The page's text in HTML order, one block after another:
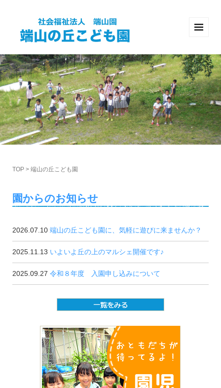
TOP > 端山の丘こども園
園からのお知らせ
2026.07.10 端山の丘こども園に、気軽に遊びに来ませんか？
2025.11.13 いよいよ丘の上のマルシェ開催です♪
2025.09.27 令和８年度 入園申し込みについて